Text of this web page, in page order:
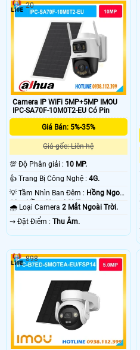
Camera IP WiFi 5MP+5MP IMOU
IPC-SA70F-10M0T2-EU Có Pin
Giá Bán: 5%-35%
Giá gốc: Liên hệ
💯 Độ Phân giải : 10 MP.
👍 Trang Bị Công Nghệ : 4G.
💡 Tầm Nhìn Ban Đêm : Hồng Ngoại
10m Hồng Ngoại SMD.
🌧️ Loại Camera 2 Mắt Ngoài Trời.
️⇝ Đặt Điểm : Thu Âm.
20
898